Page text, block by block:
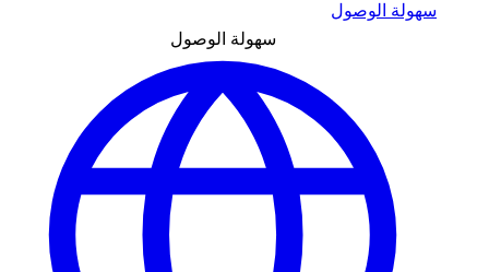
سهولة الوصول
سهولة الوصول